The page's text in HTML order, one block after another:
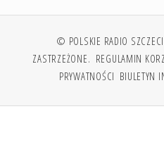
© POLSKIE RADIO
ZASTRZEŻONE. REGULAMIN
PRYWATNOŚCI BIULETYN